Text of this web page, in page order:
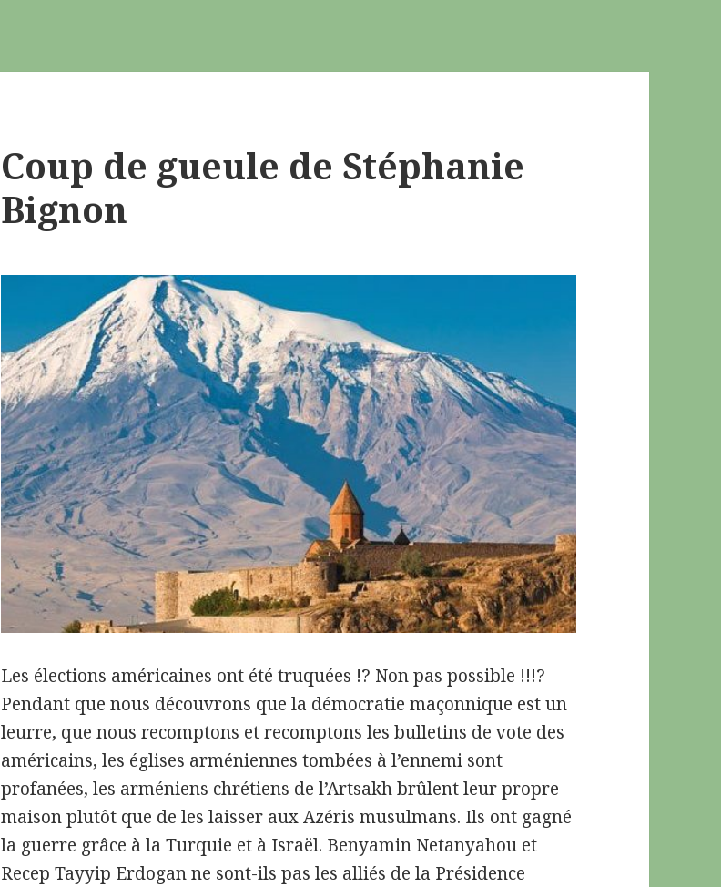
Coup de gueule de Stéphanie
Bignon
Les élections américaines ont été truquées !? Non pas possible !!!?
Pendant que nous découvrons que la démocratie maçonnique est un
leurre, que nous recomptons et recomptons les bulletins de vote des
américains, les églises arméniennes tombées à l’ennemi sont
profanées, les arméniens chrétiens de l’Artsakh brûlent leur propre
maison plutôt que de les laisser aux Azéris musulmans. Ils ont gagné
la guerre grâce à la Turquie et à Israël. Benyamin Netanyahou et
Recep Tayyip Erdogan ne sont-ils pas les alliés de la Présidence